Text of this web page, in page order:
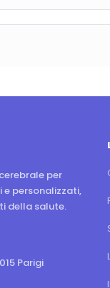
per
e personalizzati,
della salute.
Parigi